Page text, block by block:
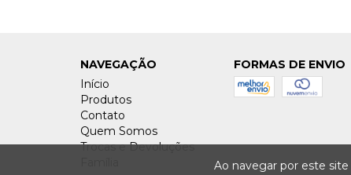
Ao navegar por este site
NAVEGAÇÃO
Início
Produtos
Contato
Quem Somos
Trocas e Devoluções
FORMAS DE ENVIO